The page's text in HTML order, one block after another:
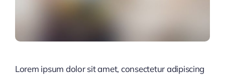
Lorem ipsum dolor sit amet, consectetur adipiscing